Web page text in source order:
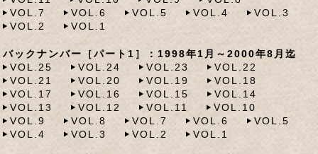
VOL.7
VOL.6 VOL.5 VOL.4
VOL.3
VOL.2
VOL.1
バックナンバー［パート1］：1998年1月～2000年8月迄
VOL.25
VOL.24 VOL.23
VOL.22
VOL.21
VOL.20 VOL.19
VOL.18
VOL.17
VOL.16 VOL.15
VOL.14
VOL.13
VOL.12 VOL.11
VOL.10
VOL.9
VOL.8 VOL.7 VOL.6
VOL.5
VOL.4
VOL.3 VOL.2 VOL.1